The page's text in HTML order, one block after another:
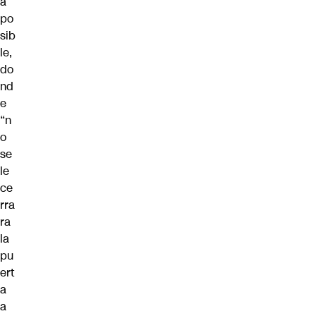
po
sib
le,
do
nd
e
“n
o
se
le
ce
rra
ra
la
pu
ert
a
a